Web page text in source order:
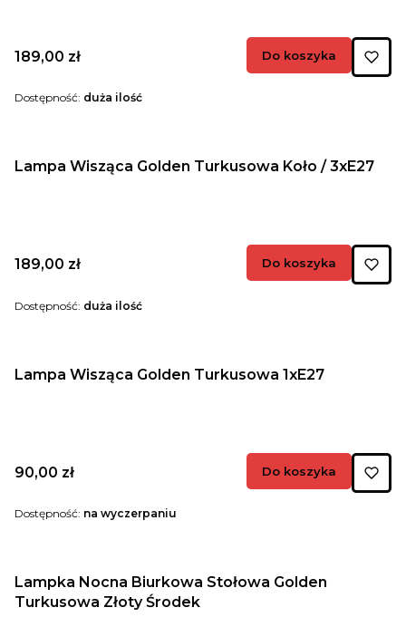
Cena
189,00 zł Do koszyka
Dostępność: duża ilość
Lampa Wisząca Golden Turkusowa Koło / 3xE27
Cena
189,00 zł Do koszyka
Dostępność: duża ilość
Lampa Wisząca Golden Turkusowa 1xE27
Cena
90,00 zł Do koszyka
Dostępność: na wyczerpaniu
Lampka Nocna Biurkowa Stołowa Golden
Turkusowa Złoty Środek